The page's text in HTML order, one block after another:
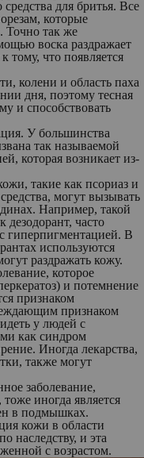
для бритья. Все
которые
Точно так же
воска раздражает
что появляется
колени и область паха
дня, поэтому тесная
и способствовать
. У большинства
так называемой
которая возникает из-
такие как псориаз и
могут вызывать
Например, такой
часто
гиперпигментацией. В
используются
раздражать кожу.
которое
и потемнение
признаком
признаком
у людей с
как синдром
Иногда лекарства,
также могут
заболевание,
иногда является
в подмышках.
кожи в области
наследству, и эта
с возрастом.